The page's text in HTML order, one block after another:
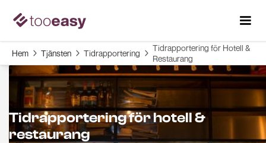
Hem  Tjänsten  Tidrapportering 
Tidrapportering för Hotell &
Restaurang
Tidrapportering för hotell &
restaurang